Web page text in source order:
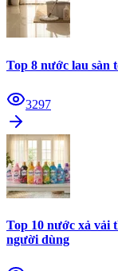
Top 8 nước lau sàn
3297
Top 10 nước xả vải
người dùng